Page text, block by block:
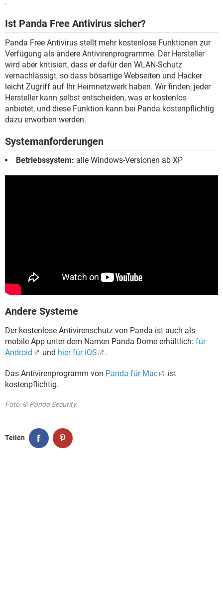
Ist Panda Free Antivirus sicher?
Panda Free Antivirus stellt mehr kostenlose Funktionen zur
Verfügung als andere Antivirenprogramme. Der Hersteller
wird aber kritisiert, dass er dafür den WLAN-Schutz
vernachlässigt, so dass bösartige Webseiten und Hacker
leicht Zugriff auf Ihr Heimnetzwerk haben. Wir finden, jeder
Hersteller kann selbst entscheiden, was er kostenlos
anbietet, und diese Funktion kann bei Panda kostenpflichtig
dazu erworben werden.
Systemanforderungen
Betriebssystem: alle Windows-Versionen ab XP
Andere Systeme
Der kostenlose Antivirenschutz von Panda ist auch als
mobile App unter dem Namen Panda Dome erhältlich: für
Android
und hier für iOS .
Das Antivirenprogramm von Panda für Mac
ist
kostenpflichtig.
Foto: © Panda Security.
Teilen